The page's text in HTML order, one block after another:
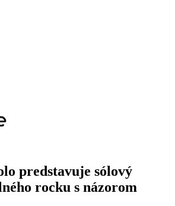
predstavuje sólový
rocku s názorom